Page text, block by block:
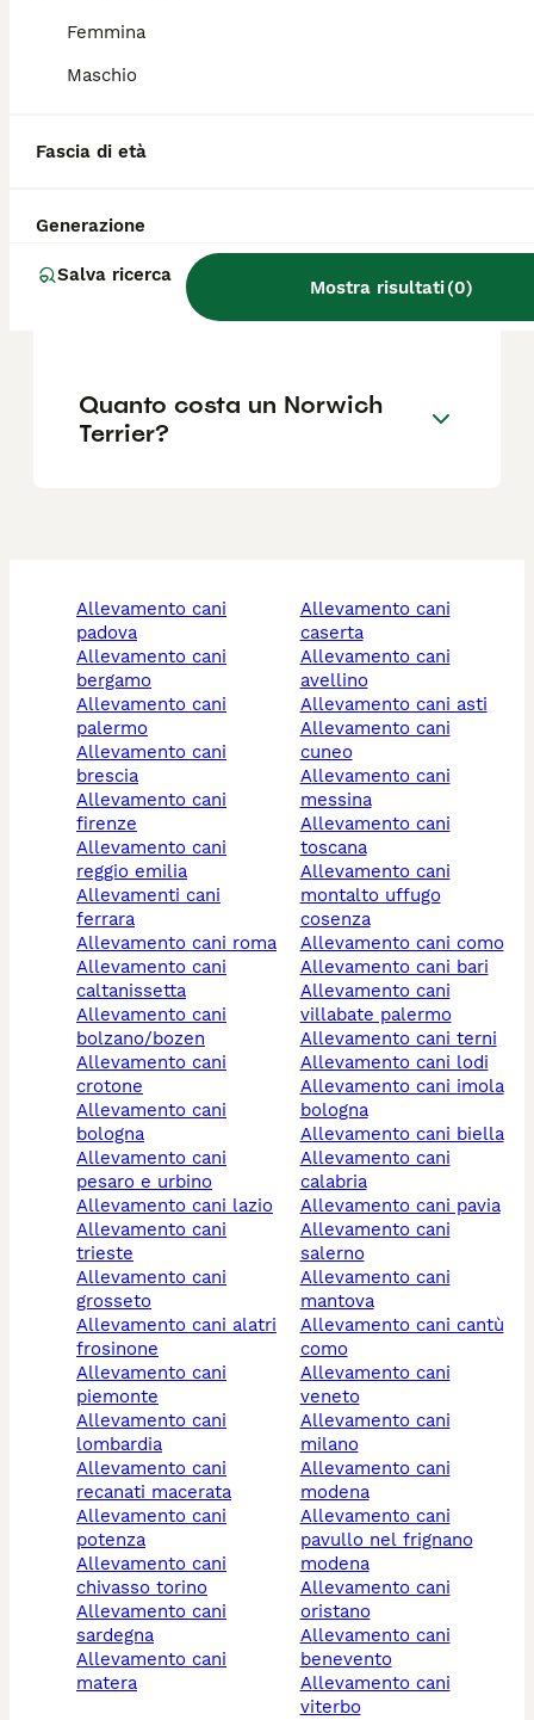
Femmina
Maschio
Fascia di età
Generazione
Salva ricerca
Mostra risultati(0)
dovrebbero socializzare fin da cuccioli, in
allevamenti di Norwich
Quali sono i difetti del Fox
Quanto costa un Norwich
Terrier?
allevamento cani
padova
allevamento cani
bergamo
allevamento cani
palermo
allevamento cani
brescia
allevamento cani
firenze
allevamento cani
reggio emilia
allevamenti cani
ferrara
allevamento cani roma
allevamento cani
caltanissetta
allevamento cani
bolzano/bozen
allevamento cani
crotone
allevamento cani
bologna
allevamento cani
pesaro e urbino
allevamento cani lazio
allevamento cani
trieste
allevamento cani
grosseto
allevamento cani alatri
frosinone
allevamento cani
piemonte
allevamento cani
lombardia
allevamento cani
recanati macerata
allevamento cani
potenza
allevamento cani
chivasso torino
allevamento cani
sardegna
allevamento cani
matera
allevamento cani
caserta
allevamento cani
avellino
allevamento cani asti
allevamento cani
cuneo
allevamento cani
messina
allevamento cani
toscana
allevamento cani
montalto uffugo
cosenza
allevamento cani como
allevamento cani bari
allevamento cani
villabate palermo
allevamento cani terni
allevamento cani lodi
allevamento cani imola
bologna
allevamento cani biella
allevamento cani
calabria
allevamento cani pavia
allevamento cani
salerno
allevamento cani
mantova
allevamento cani cantù
como
allevamento cani
veneto
allevamento cani
milano
allevamento cani
modena
allevamento cani
pavullo nel frignano
modena
allevamento cani
oristano
allevamento cani
benevento
allevamento cani
viterbo